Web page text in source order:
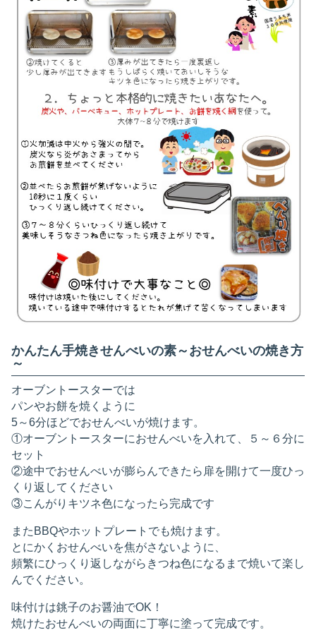
かんたん手焼きせんべいの素～おせんべいの焼き方
～
オーブントースターでは
パンやお餅を焼くように
5～6分ほどでおせんべいが焼けます。
①オーブントースターにおせんべいを入れて、５～６分に
セット
②途中でおせんべいが膨らんできたら扉を開けて一度ひっ
くり返してください
③こんがりキツネ色になったら完成です
またBBQやホットプレートでも焼けます。
とにかくおせんべいを焦がさないように、
頻繁にひっくり返しながらきつね色になるまで焼いて楽し
んでください。
味付けは銚子のお醤油でOK！
焼けたおせんべいの両面に丁寧に塗って完成です。